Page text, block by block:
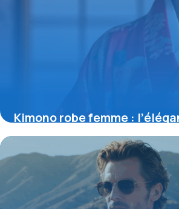
Kimono robe femme :
réinventée pour la mode
17 mai 2026